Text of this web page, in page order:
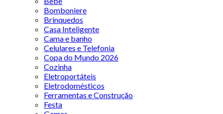
Bomboniere
Brinquedos
Casa Inteligente
Cama e banho
Celulares e Telefonia
Copa do Mundo 2026
Cozinha
Eletroportáteis
Eletrodomésticos
Ferramentas e Construção
Festa